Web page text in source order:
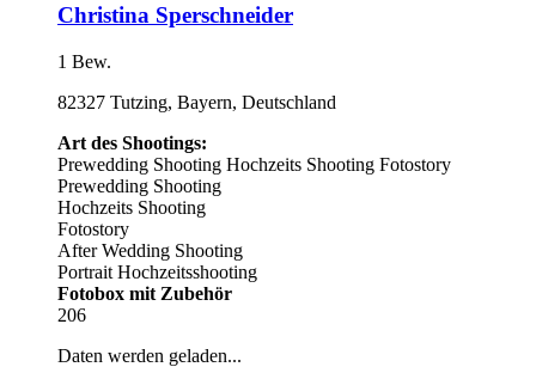
Christina Sperschneider
1 Bew.
82327 Tutzing, Bayern, Deutschland
Art des Shootings:
Prewedding Shooting Hochzeits Shooting Fotostory
Prewedding Shooting
Hochzeits Shooting
Fotostory
After Wedding Shooting
Portrait Hochzeitsshooting
Fotobox mit Zubehör
206
Daten werden geladen...